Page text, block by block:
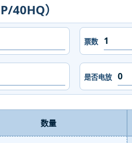
40HQ）
票数
是否电放
数量